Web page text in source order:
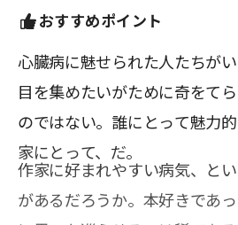
おすすめポイント
心臓病に魅せられた人たちが
目を集めたいがために奇をて
のではない。誰にとって魅力
家にとって、だ。
作家に好まれやすい病気、と
があるだろうか。本好きであ